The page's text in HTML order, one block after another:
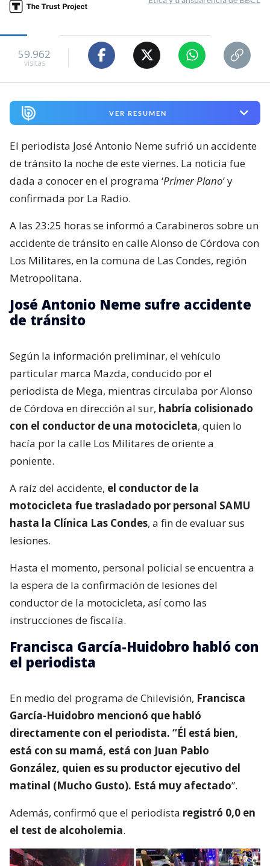
59.962
visitas
VER RESUMEN
El periodista José Antonio Neme sufrió un accidente
de tránsito la noche de este viernes. La noticia fue
dada a conocer en el programa ‘Primer Plano‘ y
confirmada por La Radio.
A las 23:25 horas se informó a Carabineros sobre un
accidente de tránsito en calle Alonso de Córdova con
Los Militares, en la comuna de Las Condes, región
Metropolitana.
José Antonio Neme sufre accidente
de tránsito
Según la información preliminar, el vehículo
particular marca Mazda, conducido por el
periodista de Mega, mientras circulaba por Alonso
de Córdova en dirección al sur, habría colisionado
con el conductor de una motocicleta, quien lo
hacía por la calle Los Militares de oriente a
poniente.
A raíz del accidente, el conductor de la
motocicleta fue trasladado por personal SAMU
hasta la Clínica Las Condes, a fin de evaluar sus
lesiones.
Hasta el momento, personal policial se encuentra a
la espera de la confirmación de lesiones del
conductor de la motocicleta, así como las
instrucciones de fiscalía.
Francisca García-Huidobro habló con
el periodista
En medio del programa de Chilevisión, Francisca
García-Huidobro mencionó que habló
directamente con el periodista. “Él está bien,
está con su mamá, está con Juan Pablo
González, quien es su productor ejecutivo del
matinal (Mucho Gusto). Está muy afectado”.
Además, confirmó que el periodista registró 0,0 en
el test de alcoholemia.